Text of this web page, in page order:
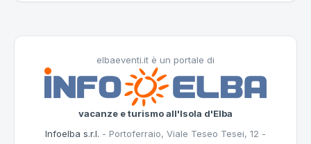
elbaeventi.it è un portale di
vacanze e turismo all'Isola d'Elba
Infoelba s.r.l. - Portoferraio, Viale Teseo Tesei, 12 -